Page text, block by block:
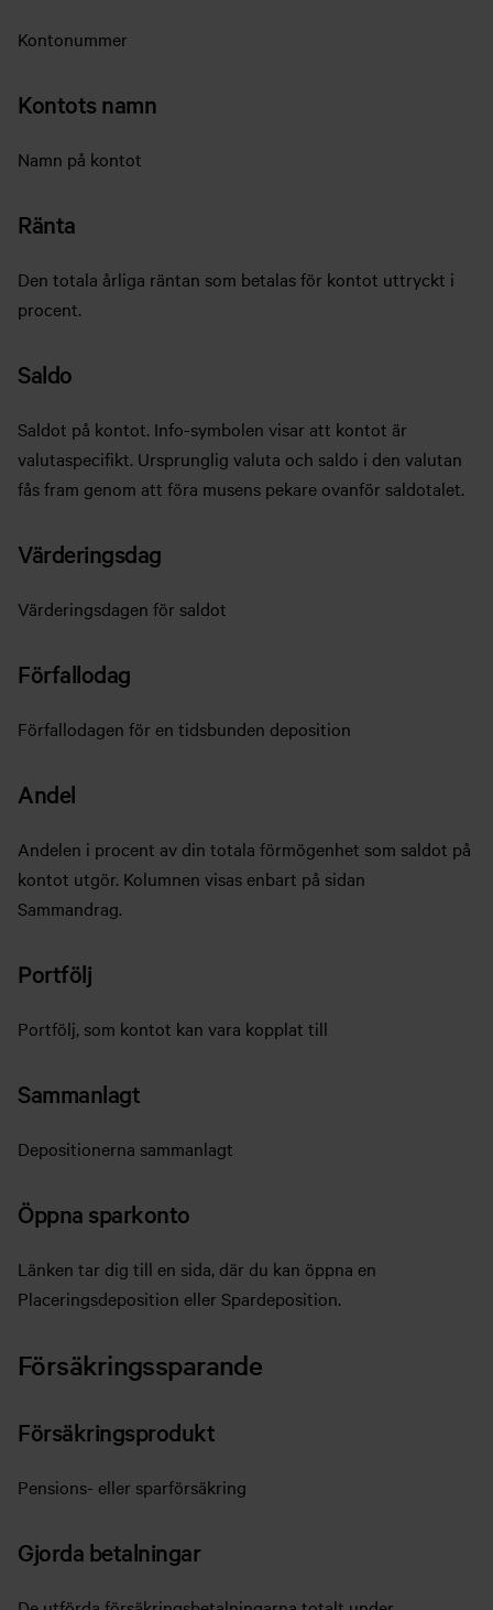
Kontonummer
Kontots namn
Namn på kontot
Ränta
Den totala årliga räntan som betalas för kontot uttryckt i
procent.
Saldo
Saldot på kontot. Info-symbolen visar att kontot är
valutaspecifikt. Ursprunglig valuta och saldo i den valutan
fås fram genom att föra musens pekare ovanför saldotalet.
Värderingsdag
Värderingsdagen för saldot
Förfallodag
Förfallodagen för en tidsbunden deposition
Andel
Andelen i procent av din totala förmögenhet som saldot på
kontot utgör. Kolumnen visas enbart på sidan
Sammandrag.
Portfölj
Portfölj, som kontot kan vara kopplat till
Sammanlagt
Depositionerna sammanlagt
Öppna sparkonto
Länken tar dig till en sida, där du kan öppna en
Placeringsdeposition eller Spardeposition.
Försäkringssparande
Försäkringsprodukt
Pensions- eller sparförsäkring
Gjorda betalningar